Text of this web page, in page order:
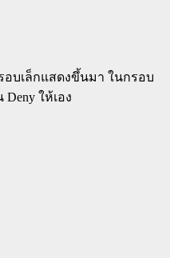
รอบเล็กแสดงขึ้นมา ในกรอบ
ให้เอง